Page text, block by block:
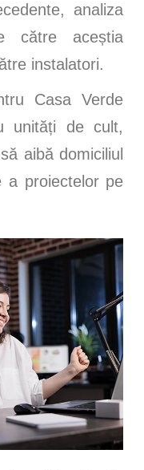
analiza
către aceștia
instalatori.
Casa Verde
unități de cult,
aibă domiciliul
a proiectelor pe